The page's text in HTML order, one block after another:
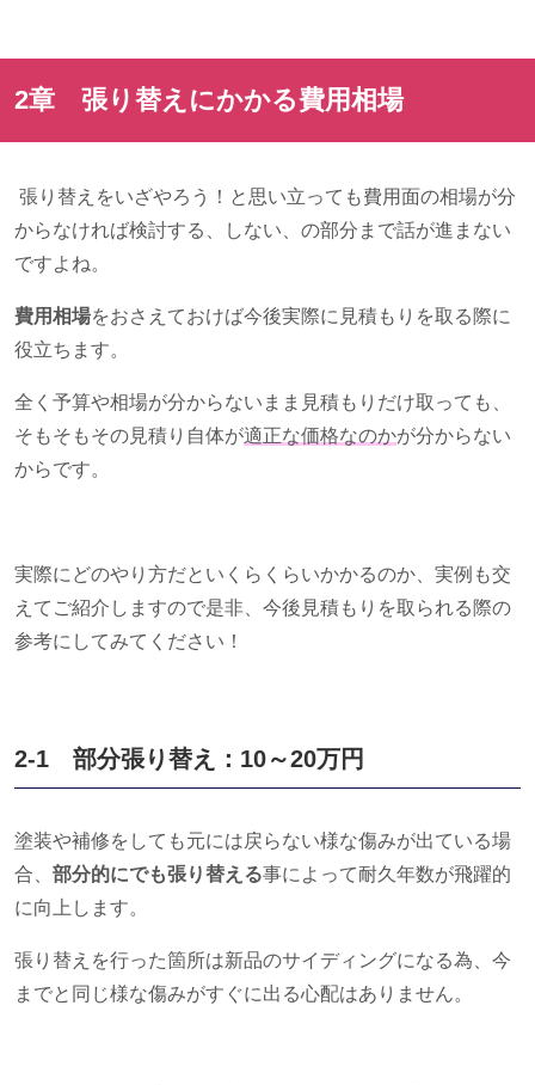
2章 張り替えにかかる費用相場
張り替えをいざやろう！と思い立っても費用面の相場が分
からなければ検討する、しない、の部分まで話が進まない
ですよね。
費用相場をおさえておけば今後実際に見積もりを取る際に
役立ちます。
全く予算や相場が分からないまま見積もりだけ取っても、
そもそもその見積り自体が適正な価格なのかが分からない
からです。
実際にどのやり方だといくらくらいかかるのか、実例も交
えてご紹介しますので是非、今後見積もりを取られる際の
参考にしてみてください！
2-1 部分張り替え：10～20万円
塗装や補修をしても元には戻らない様な傷みが出ている場
合、 部分的にでも張り替える事によって耐久年数が飛躍的
に向上します。
張り替えを行った箇所は新品のサイディングになる為、今
までと同じ様な傷みがすぐに出る心配はありません。